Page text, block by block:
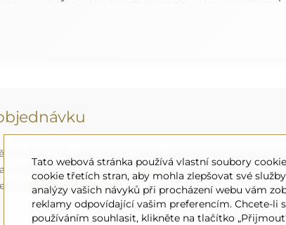
zrcadla nebo potřebujete jiné rozdělení, kontaktujte
a kulatá zrcadla o průměru 200 cm. Zrcadla vyrábíme na
zrcadla@alfaram.cz .
Tato webová stránka používá vlastní soubory
cookie třetích stran, aby mohla zlepšovat své
analýzy vašich návyků při procházení webu vám
reklamy odpovídající vašim preferencím. Chcete-li
používáním souhlasit, klikněte na tlačítko